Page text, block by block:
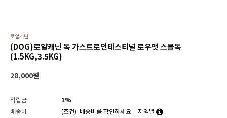
로얄캐닌
(DOG)로얄캐닌 독 가스트로인테스티널 로우팻 스몰독
(1.5KG,3.5KG)
28,000원
적립금
1%
배송비
(조건) 배송비를 확인하세요
지역별